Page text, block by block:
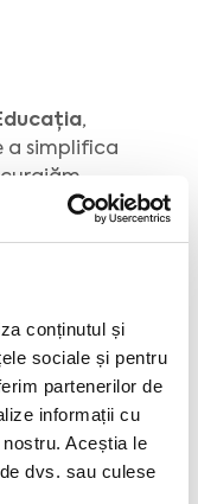
conținutul și
sociale și pentru
partenerilor de
informații cu
Aceștia le
dvs. sau culese
,
a simplifica
elevi și
am avut în
poate fi
suport,
într-un
chiar în afara